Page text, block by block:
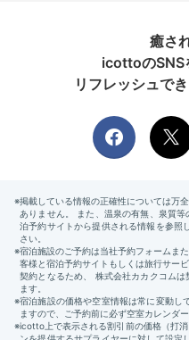
癒さ
icottoのSNS
リフレッシュで